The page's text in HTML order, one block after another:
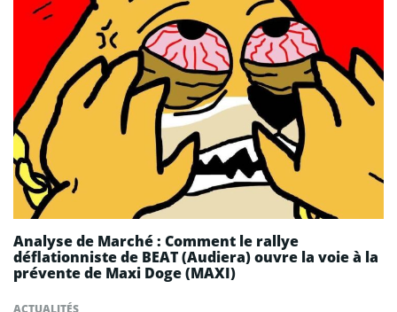
ACTUALITÉS
Analyse de Marché : Comment le rallye
déflationniste de BEAT (Audiera) ouvre la voie à la
prévente de Maxi Doge (MAXI)